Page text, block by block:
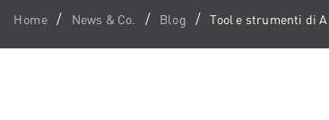
Home News & Co. Blog Tool e strumenti di